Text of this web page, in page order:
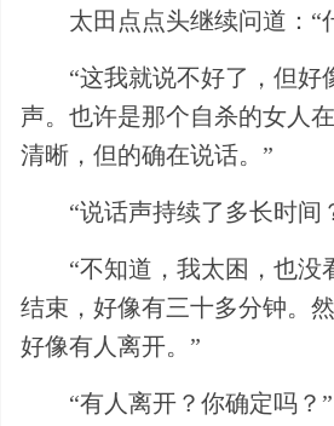
太田点点头继续问道：“
“这我就说不好了，但好
声。也许是那个自杀的女人
清晰，但的确在说话。”
“说话声持续了多长时间
“不知道，我太困，也没
结束，好像有三十多分钟。
好像有人离开。”
“有人离开？你确定吗？”